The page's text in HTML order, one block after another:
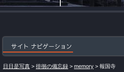
サイト ナビゲーション
日日是写真 > 徘徊の備忘録 > memory > 報国寺